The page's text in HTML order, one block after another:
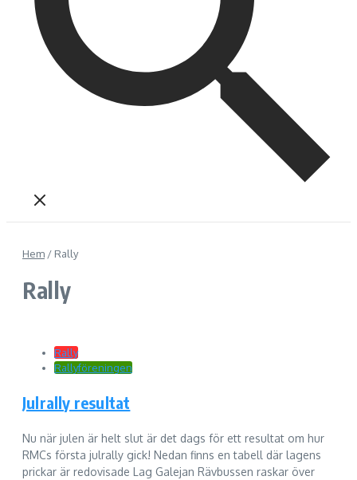
Hem / Rally
Rally
Rally
Rallyföreningen
Julrally resultat
Nu när julen är helt slut är det dags för ett resultat om hur
RMCs första julrally gick! Nedan finns en tabell där lagens
prickar är redovisade Lag Galejan Rävbussen raskar över